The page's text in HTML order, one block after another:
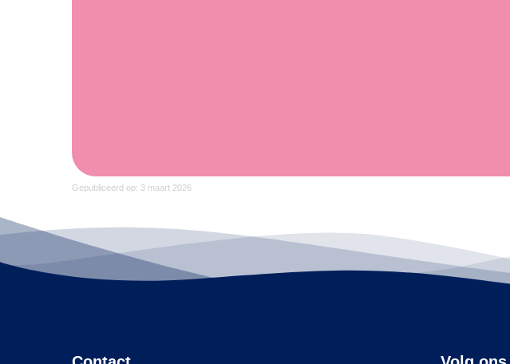
Gepubliceerd op: 3 maart 2026